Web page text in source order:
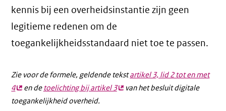
kennis bij een overheidsinstantie zijn geen
legitieme redenen om de
toegankelijkheidsstandaard niet toe te passen.
Zie voor de formele, geldende tekstartikel 3, lid 2 tot en met
4(externe
link)
en de toelichting bij artikel 3(externe
van het besluit digitale
toegankelijkheid overheid.